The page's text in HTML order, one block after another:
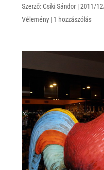
Szerző: Csíki Sándor|2011/
Vélemény| 1 hozzászólás